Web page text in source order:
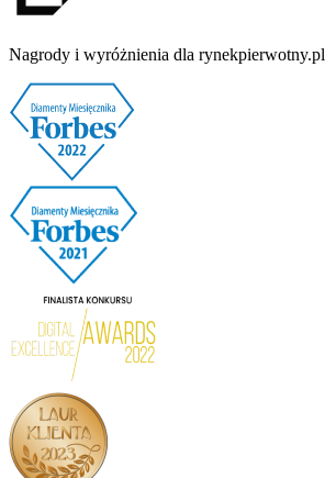
Nagrody i wyróżnienia dla rynekpierwotny.pl